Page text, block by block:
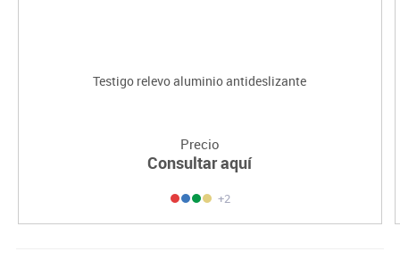
Testigo relevo aluminio antideslizante
Precio
Consultar aquí
+2